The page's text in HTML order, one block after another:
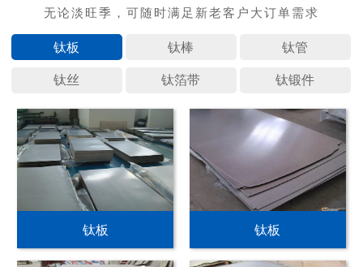
钛板 钛棒 钛管
钛丝 钛箔带 钛锻件
钛板 钛板